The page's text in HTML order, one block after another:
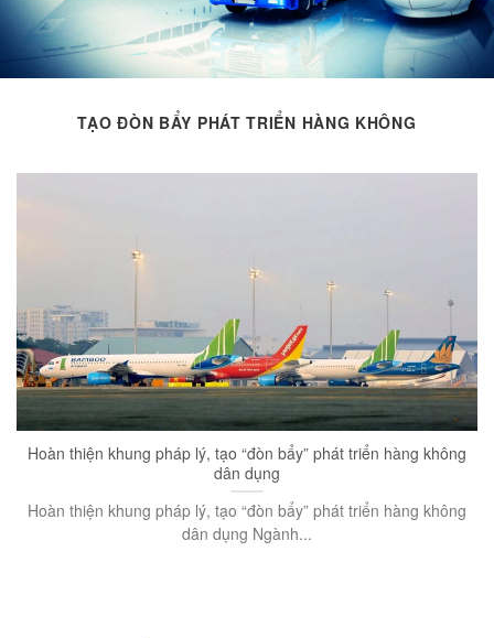
TẠO ĐÒN BẨY PHÁT TRIỂN HÀNG KHÔNG
Hoàn thiện khung pháp lý, tạo “đòn bẩy” phát triển hàng không
dân dụng
Hoàn thiện khung pháp lý, tạo “đòn bẩy” phát triển hàng không
dân dụng Ngành...